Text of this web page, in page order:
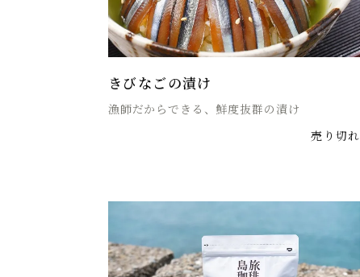
きびなごの漬け
漁師だからできる、鮮度抜群の漬け
売り切れ